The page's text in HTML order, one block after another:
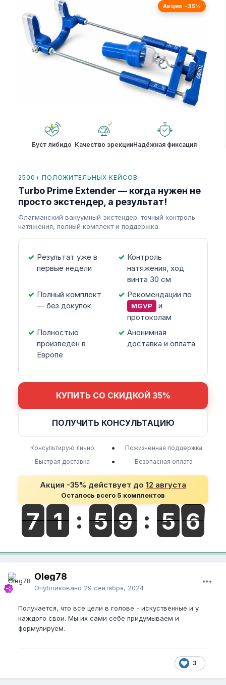
Акция −35%
Буст либидо Качество эрекцииНадёжная фиксация
2500+ ПОЛОЖИТЕЛЬНЫХ КЕЙСОВ
Turbo Prime Extender — когда нужен не
просто экстендер, а результат!
Флагманский вакуумный экстендер: точный контроль
натяжения, полный комплект и поддержка.
Результат уже в
первые недели
Контроль
натяжения, ход
винта 30 см
Полный комплект
— без докупок
Рекомендации по
MGVP
и
протоколам
Полностью
произведен в
Европе
Анонимная
доставка и оплата
КУПИТЬ СО СКИДКОЙ 35%
ПОЛУЧИТЬ КОНСУЛЬТАЦИЮ
Консультирую лично •
Пожизненная поддержка
Быстрая доставка
• Безопасная оплата
Акция -35% действует до 12 августа
Осталось всего 5 комплектов
Oleg78
Опубликовано 29 сентября, 2024
Получается, что все цели в голове - искуственные и у
каждого свои. Мы их сами себе придумываем и
формулируем.
3